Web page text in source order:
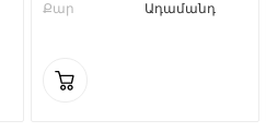
Քար Ադամանդ